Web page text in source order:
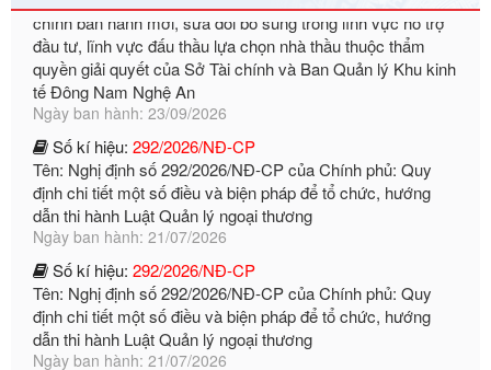
tế Đông Nam Nghệ An
Ngày ban hành: 23/09/2026
Số kí hiệu:292/2026/NĐ-CP
Tên: Nghị định số 292/2026/NĐ-CP của Chính phủ: Quy
định chi tiết một số điều và biện pháp để tổ chức, hướng
Ngày ban hành: 21/07/2026
Số kí hiệu:292/2026/NĐ-CP
Tên: Nghị định số 292/2026/NĐ-CP của Chính phủ: Quy
định chi tiết một số điều và biện pháp để tổ chức, hướng
Ngày ban hành: 21/07/2026
Số kí hiệu:105/2026/TT-BTC
Tên: Thông tư số 105/2026/TT-BTC của Bộ Tài chính: Bãi
bỏ Thông tư số 87/2019/TT- BТC ngày 19 tháng 12 năm